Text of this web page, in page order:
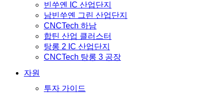
빈쑤옌 IC 산업단지
남빈쑤옌 그린 산업단지
CNCTech 하남
합틴 산업 클러스터
탕롱 2 IC 산업단지
CNCTech 탕롱 3 공장
자원
투자 가이드